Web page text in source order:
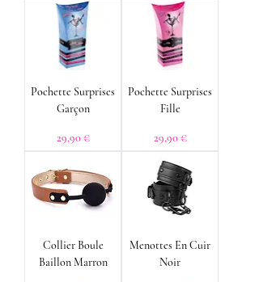
Pochette Surprises
Garçon
Prix
29,90 €
Pochette Surprises
Fille
Prix
29,90 €
Collier Boule
Baillon Marron
Menottes En Cuir
Noir